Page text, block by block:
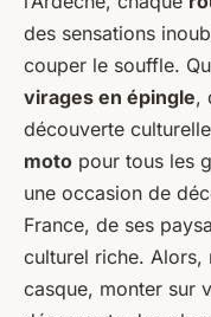
des sensations
couper le souffle.
virages en épingle,
découverte
moto pour tous les
une occasion de
France, de ses
culturel riche. Alors,
casque, monter sur